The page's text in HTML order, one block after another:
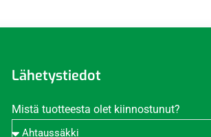
Lähetystiedot
Mistä tuotteesta olet kiinnostunut?